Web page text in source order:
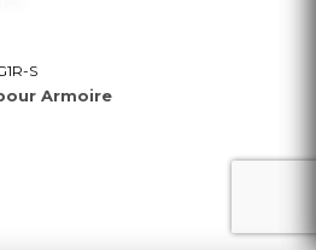
S
Armoire